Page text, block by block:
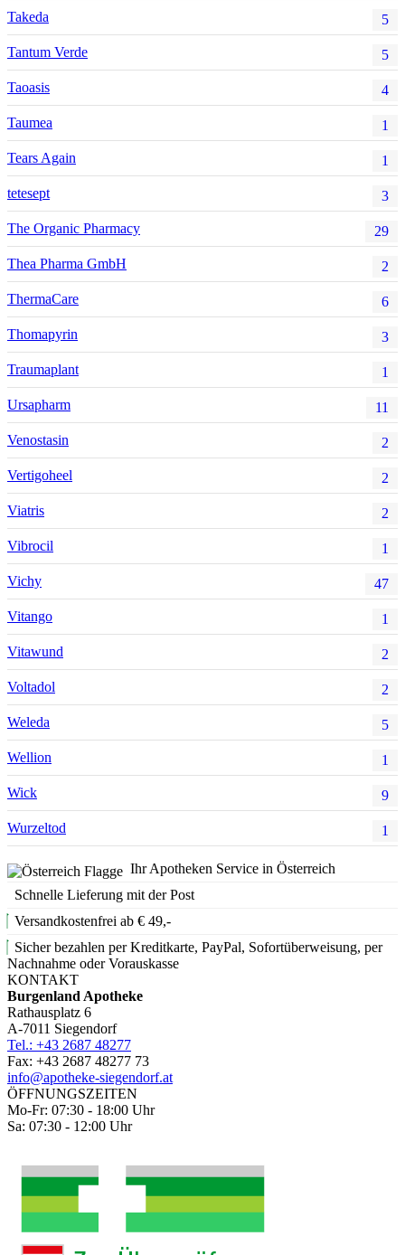
Takeda 5
Tantum Verde 5
Taoasis 4
Taumea 1
Tears Again 1
tetesept 3
The Organic Pharmacy 29
Thea Pharma GmbH 2
ThermaCare 6
Thomapyrin 3
Traumaplant 1
Ursapharm 11
Venostasin 2
Vertigoheel 2
Viatris 2
Vibrocil 1
Vichy 47
Vitango 1
Vitawund 2
Voltadol 2
Weleda 5
Wellion 1
Wick 9
Wurzeltod 1
Ihr Apotheken Service in Österreich
Schnelle Lieferung mit der Post
Versandkostenfrei ab € 49,-
Sicher bezahlen per Kreditkarte, PayPal, Sofortüberweisung, per
Nachnahme oder Vorauskasse
KONTAKT
Burgenland Apotheke
Rathausplatz 6
A-7011 Siegendorf
Tel.: +43 2687 48277
Fax: +43 2687 48277 73
info@apotheke-siegendorf.at
ÖFFNUNGSZEITEN
Mo-Fr: 07:30 - 18:00 Uhr
Sa: 07:30 - 12:00 Uhr